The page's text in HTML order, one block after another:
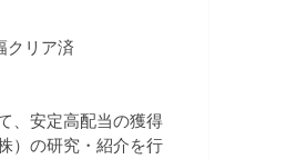
クリア済
、安定高配当の獲得
）の研究・紹介を行